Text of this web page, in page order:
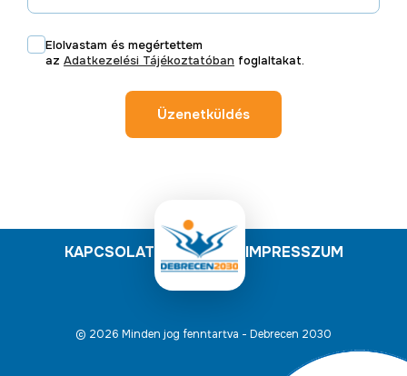
Elolvastam és megértettem
az Adatkezelési Tájékoztatóban foglaltakat.
Üzenetküldés
KAPCSOLAT IMPRESSZUM
© 2026 Minden jog fenntartva - Debrecen 2030